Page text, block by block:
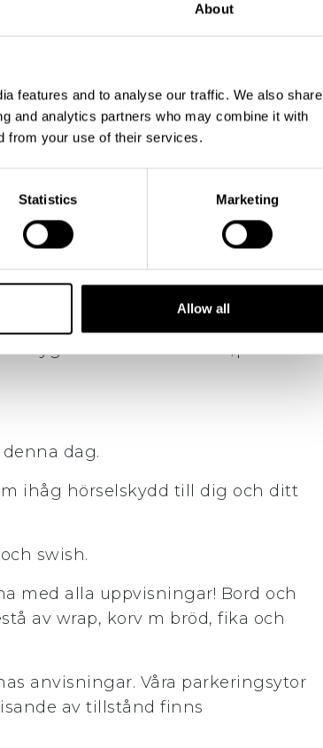
About
features and to analyse our traffic. We also share
and analytics partners who may combine it with
from your use of their services.
Statistics Marketing
Allow all
Tack för er förståelse!
ge er möjlighet att förbereda för
Flygkalasområdet. 500kr/person. I
dag.
ihåg hörselskydd till dig och ditt
swish.
med alla uppvisningar! Bord och
av wrap, korv m bröd, fika och
anvisningar. Våra parkeringsytor
av tillstånd finns